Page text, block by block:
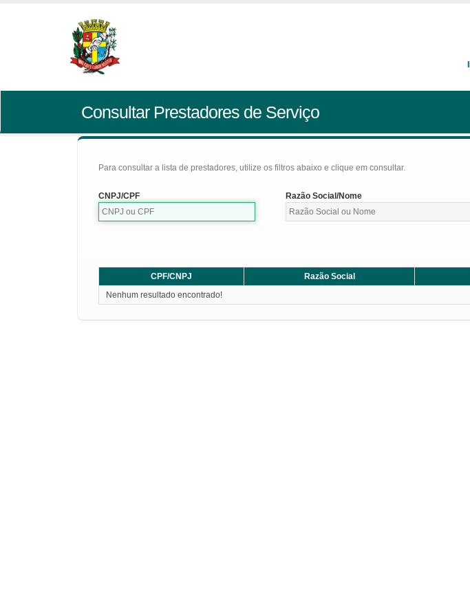
Consultar Prestadores de Serviço
Para consultar a lista de prestadores, utilize os filtros abaixo e clique em consultar.
CNPJ/CPF Razão Social/Nome
CPF/CNPJ Razão Social
Nenhum resultado encontrado!